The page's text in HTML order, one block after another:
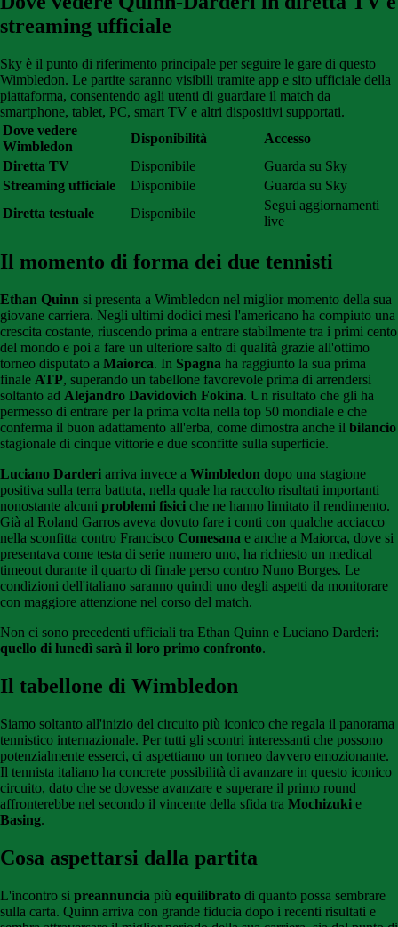
streaming ufficiale
Sky è il punto di riferimento principale per seguire le gare di questo
Wimbledon. Le partite saranno visibili tramite app e sito ufficiale della
piattaforma, consentendo agli utenti di guardare il match da
smartphone, tablet, PC, smart TV e altri dispositivi supportati.
Dove vedere
Wimbledon
Disponibilità
Accesso
Diretta TV
Disponibile
Guarda su Sky
Streaming ufficiale
Disponibile
Guarda su Sky
Diretta testuale
Disponibile
Segui aggiornamenti
live
Il momento di forma dei due tennisti
Ethan Quinn si presenta a Wimbledon nel miglior momento della sua
giovane carriera. Negli ultimi dodici mesi l'americano ha compiuto una
crescita costante, riuscendo prima a entrare stabilmente tra i primi cento
del mondo e poi a fare un ulteriore salto di qualità grazie all'ottimo
torneo disputato a Maiorca. In Spagna ha raggiunto la sua prima
finale ATP, superando un tabellone favorevole prima di arrendersi
soltanto ad Alejandro Davidovich Fokina. Un risultato che gli ha
permesso di entrare per la prima volta nella top 50 mondiale e che
conferma il buon adattamento all'erba, come dimostra anche il bilancio
stagionale di cinque vittorie e due sconfitte sulla superficie.
Luciano Darderi arriva invece a Wimbledon dopo una stagione
positiva sulla terra battuta, nella quale ha raccolto risultati importanti
nonostante alcuni problemi fisici che ne hanno limitato il rendimento.
Già al Roland Garros aveva dovuto fare i conti con qualche acciacco
nella sconfitta contro Francisco Comesana e anche a Maiorca, dove si
presentava come testa di serie numero uno, ha richiesto un medical
timeout durante il quarto di finale perso contro Nuno Borges. Le
condizioni dell'italiano saranno quindi uno degli aspetti da monitorare
con maggiore attenzione nel corso del match.
Non ci sono precedenti ufficiali tra Ethan Quinn e Luciano Darderi:
quello di lunedì sarà il loro primo confronto.
Il tabellone di Wimbledon
Siamo soltanto all'inizio del circuito più iconico che regala il panorama
tennistico internazionale. Per tutti gli scontri interessanti che possono
potenzialmente esserci, ci aspettiamo un torneo davvero emozionante.
Il tennista italiano ha concrete possibilità di avanzare in questo iconico
circuito, dato che se dovesse avanzare e superare il primo round
affronterebbe nel secondo il vincente della sfida tra Mochizuki e
Basing.
Cosa aspettarsi dalla partita
L'incontro si preannuncia più equilibrato di quanto possa sembrare
sulla carta. Quinn arriva con grande fiducia dopo i recenti risultati e